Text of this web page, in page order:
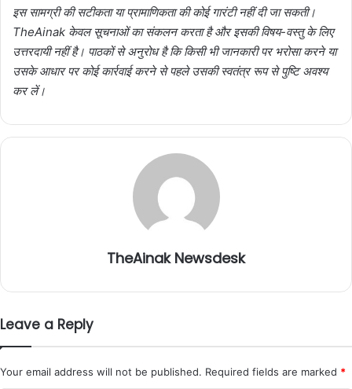
इस सामग्री की सटीकता या प्रामाणिकता की कोई गारंटी नहीं दी जा सकती।
TheAinak केवल सूचनाओं का संकलन करता है और इसकी विषय-वस्तु के लिए
उत्तरदायी नहीं है। पाठकों से अनुरोध है कि किसी भी जानकारी पर भरोसा करने या
उसके आधार पर कोई कार्रवाई करने से पहले उसकी स्वतंत्र रूप से पुष्टि अवश्य
कर लें।
TheAinak Newsdesk
Leave a Reply
Your email address will not be published. Required fields are marked *